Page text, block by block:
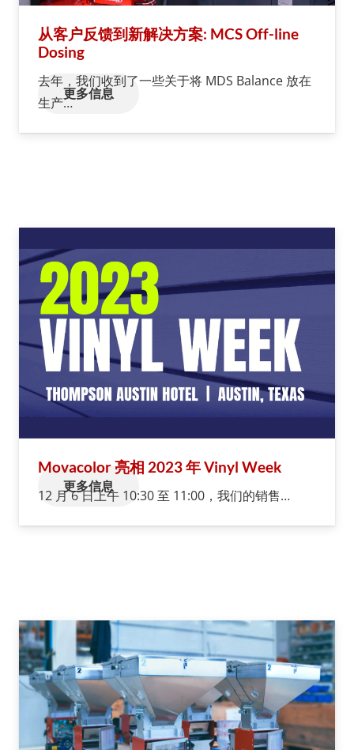
从客户反馈到新解决方案: MCS Off-line
Dosing
去年，我们收到了一些关于将 MDS Balance 放在
生产…
更多信息
Movacolor 亮相 2023 年 Vinyl Week
12 月 6 日上午 10:30 至 11:00，我们的销售…
更多信息